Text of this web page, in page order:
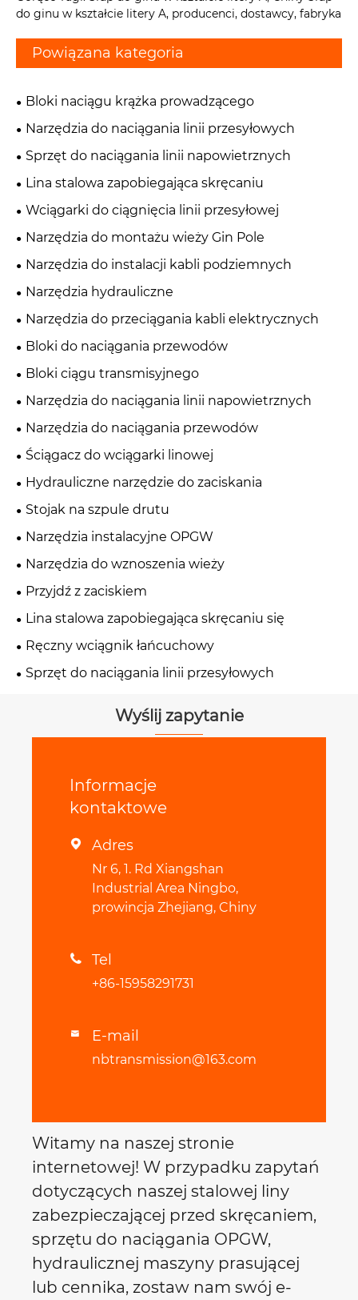
do ginu w kształcie litery A, producenci, dostawcy, fabryka
Powiązana kategoria
Bloki naciągu krążka prowadzącego
Narzędzia do naciągania linii przesyłowych
Sprzęt do naciągania linii napowietrznych
Lina stalowa zapobiegająca skręcaniu
Wciągarki do ciągnięcia linii przesyłowej
Narzędzia do montażu wieży Gin Pole
Narzędzia do instalacji kabli podziemnych
Narzędzia hydrauliczne
Narzędzia do przeciągania kabli elektrycznych
Bloki do naciągania przewodów
Bloki ciągu transmisyjnego
Narzędzia do naciągania linii napowietrznych
Narzędzia do naciągania przewodów
Ściągacz do wciągarki linowej
Hydrauliczne narzędzie do zaciskania
Stojak na szpule drutu
Narzędzia instalacyjne OPGW
Narzędzia do wznoszenia wieży
Przyjdź z zaciskiem
Lina stalowa zapobiegająca skręcaniu się
Ręczny wciągnik łańcuchowy
Sprzęt do naciągania linii przesyłowych
Wyślij zapytanie
Informacje
kontaktowe
 Adres
Nr 6, 1. Rd Xiangshan
Industrial Area Ningbo,
prowincja Zhejiang, Chiny
 Tel
+86-15958291731
 E-mail
nbtransmission@163.com
Witamy na naszej stronie
internetowej! W przypadku zapytań
dotyczących naszej stalowej liny
zabezpieczającej przed skręcaniem,
sprzętu do naciągania OPGW,
hydraulicznej maszyny prasującej
lub cennika, zostaw nam swój e-